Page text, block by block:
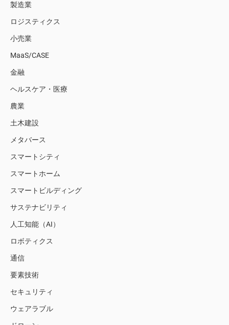
製造業
ロジスティクス
小売業
MaaS/CASE
金融
ヘルスケア・医療
農業
土木建設
メタバース
スマートシティ
スマートホーム
スマートビルディング
サステナビリティ
人工知能（AI）
ロボティクス
通信
要素技術
セキュリティ
ウェアラブル